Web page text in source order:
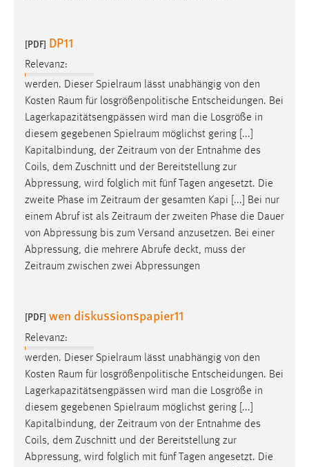
[PDF] DP11
Relevanz:
werden. Dieser Spielraum lässt unabhängig von den
Kosten Raum für losgrößenpolitische Entscheidungen. Bei
Lagerkapazitätsengpässen wird man die Losgröße in
diesem gegebenen Spielraum möglichst gering [...]
Kapitalbindung, der Zeitraum von der Entnahme des
Coils, dem Zuschnitt und der Bereitstellung zur
Abpressung, wird folglich mit fünf Tagen angesetzt. Die
zweite Phase im Zeitraum der gesamten Kapi [...] Bei nur
einem Abruf ist als Zeitraum der zweiten Phase die Dauer
von Abpressung bis zum Versand anzusetzen. Bei einer
Abpressung, die mehrere Abrufe deckt, muss der
Zeitraum zwischen zwei Abpressungen
[PDF] wen diskussionspapier11
Relevanz:
werden. Dieser Spielraum lässt unabhängig von den
Kosten Raum für losgrößenpolitische Entscheidungen. Bei
Lagerkapazitätsengpässen wird man die Losgröße in
diesem gegebenen Spielraum möglichst gering [...]
Kapitalbindung, der Zeitraum von der Entnahme des
Coils, dem Zuschnitt und der Bereitstellung zur
Abpressung, wird folglich mit fünf Tagen angesetzt. Die